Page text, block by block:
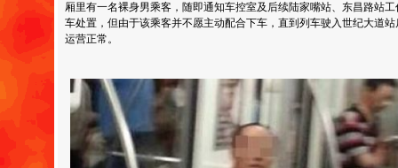
厢里有一名裸身男乘客，随即通知车控室及后续陆家嘴站、东昌路站
车处置，但由于该乘客并不愿主动配合下车，直到列车驶入世纪大道
运营正常。